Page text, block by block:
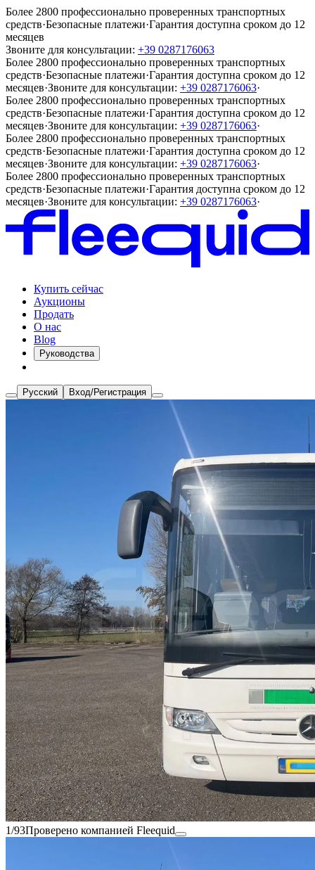
Более 2800 профессионально проверенных транспортных
средств·Безопасные платежи·Гарантия доступна сроком до 12
месяцев
Звоните для консультации: +39 0287176063
Более 2800 профессионально проверенных транспортных
средств·Безопасные платежи·Гарантия доступна сроком до 12
месяцев·Звоните для консультации: +39 0287176063·
Более 2800 профессионально проверенных транспортных
средств·Безопасные платежи·Гарантия доступна сроком до 12
месяцев·Звоните для консультации: +39 0287176063·
Более 2800 профессионально проверенных транспортных
средств·Безопасные платежи·Гарантия доступна сроком до 12
месяцев·Звоните для консультации: +39 0287176063·
Более 2800 профессионально проверенных транспортных
средств·Безопасные платежи·Гарантия доступна сроком до 12
месяцев·Звоните для консультации: +39 0287176063·
Купить сейчас
Аукционы
Продать
О нас
Blog
Руководства
Русский Вход/Регистрация
1/93Проверено компанией Fleequid